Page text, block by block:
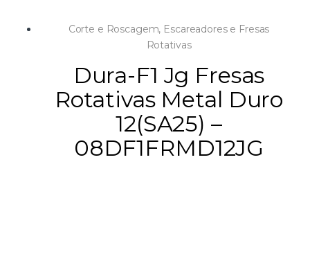
Corte e Roscagem, Escareadores e Fresas
Rotativas
Dura-F1 Jg Fresas
Rotativas Metal Duro
12(SA25) –
08DF1FRMD12JG